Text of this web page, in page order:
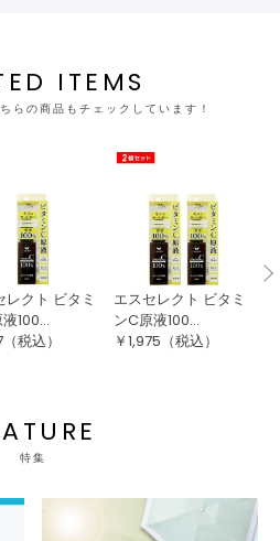
ITEMS
らの商品もチェックしています！
レクト ビタミ
100...
（税込）
エスセレクト ビタミ
ンC原液100...
￥1,975 （税込）
特集